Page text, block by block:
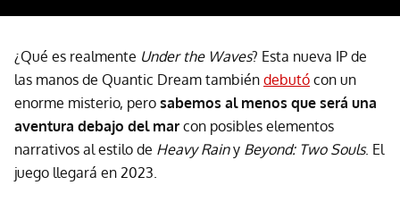
¿Qué es realmente Under the Waves? Esta nueva IP de
las manos de Quantic Dream también debutó con un
enorme misterio, pero sabemos al menos que será una
aventura debajo del mar con posibles elementos
narrativos al estilo de Heavy Rainy Beyond: Two Souls. El
juego llegará en 2023.